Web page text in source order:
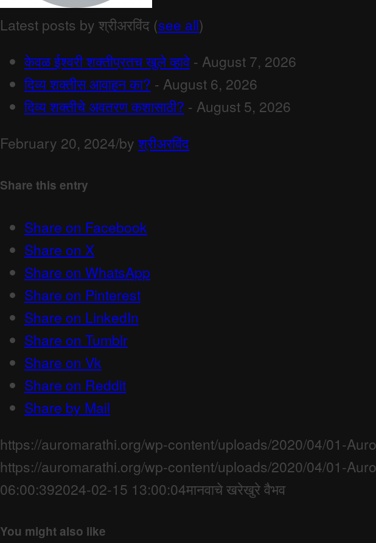
Latest posts by श्रीअरविंद (see all)
केवळ ईश्वरी शक्तीप्रतच खुले व्हावे- August 7, 2026
दिव्य शक्तीस आवाहन का? - August 6, 2026
दिव्य शक्तीचे अवतरण कशासाठी? - August 5, 2026
February 20, 2024/byश्रीअरविंद
Share this entry
Share on Facebook
Share on X
Share on WhatsApp
Share on Pinterest
Share on LinkedIn
Share on Tumblr
Share on Vk
Share on Reddit
Share by Mail
https://auromarathi.org/wp-content/uploads/2020/04/01-
https://auromarathi.org/wp-content/uploads/2020/04/01-
06:00:392024-02-15 13:00:04मानवाचे खरेखुरे वैभव
You might also like